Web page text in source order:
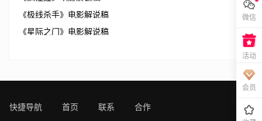
《极线杀手》电影解说稿
《星际之门》电影解说稿
快捷导航 首页 联系 合作
[!---page.sta
微信
活动
会员